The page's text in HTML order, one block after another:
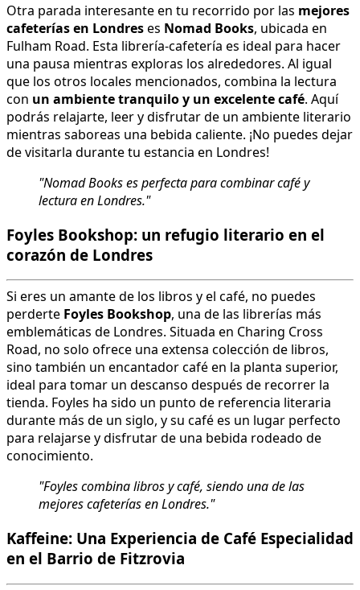
Otra parada interesante en tu recorrido por las mejores
cafeterías en Londreses Nomad Books, ubicada en
Fulham Road. Esta librería-cafetería es ideal para hacer
una pausa mientras exploras los alrededores. Al igual
que los otros locales mencionados, combina la lectura
con un ambiente tranquilo y un excelente café. Aquí
podrás relajarte, leer y disfrutar de un ambiente literario
mientras saboreas una bebida caliente. ¡No puedes dejar
de visitarla durante tu estancia en Londres!
"Nomad Books es perfecta para combinar café y
lectura en Londres."
Foyles Bookshop: un refugio literario en el
corazón de Londres
Si eres un amante de los libros y el café, no puedes
perderte Foyles Bookshop, una de las librerías más
emblemáticas de Londres. Situada en Charing Cross
Road, no solo ofrece una extensa colección de libros,
sino también un encantador café en la planta superior,
ideal para tomar un descanso después de recorrer la
tienda. Foyles ha sido un punto de referencia literaria
durante más de un siglo, y su café es un lugar perfecto
para relajarse y disfrutar de una bebida rodeado de
conocimiento.
"Foyles combina libros y café, siendo una de las
mejores cafeterías en Londres."
Kaffeine: Una Experiencia de Café Especialidad
en el Barrio de Fitzrovia